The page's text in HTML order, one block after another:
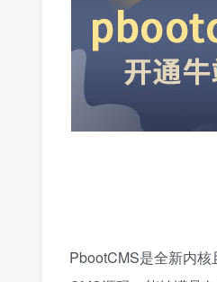
PbootCMS是全新内